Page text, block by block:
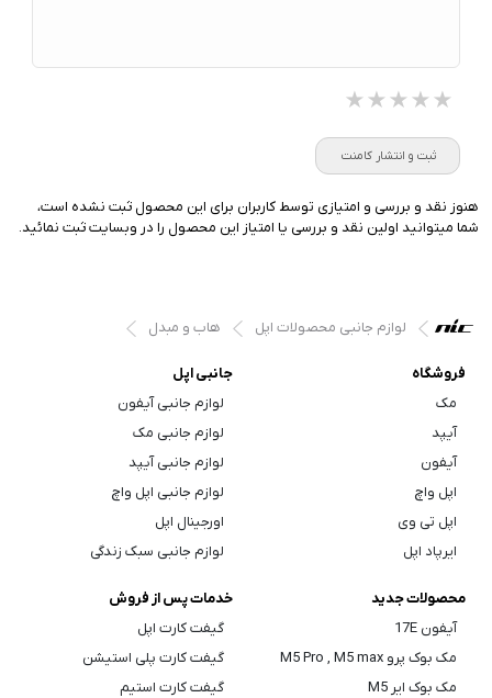
★★★★★
★★★★★
★★★★★
ثبت و انتشار کامنت
هنوز نقد و بررسی و امتیازی توسط کاربران برای این محصول ثبت نشده است،
شما میتوانید اولین نقد و بررسی یا امتیاز این محصول را در وبسایت ثبت نمائید.
لوازم جانبی محصولات اپل هاب و مبدل
فروشگاه
مک
آیپد
آیفون
اپل واچ
اپل تی وی
ایرپاد اپل
جانبی اپل
لوازم جانبی آیفون
لوازم جانبی مک
لوازم جانبی آیپد
لوازم جانبی اپل واچ
اورجینال اپل
لوازم جانبی سبک زندگی
محصولات جدید
آیفون 17E
مک بوک پرو M5 Pro , M5 max
مک بوک ایر M5
خدمات پس از فروش
گیفت کارت اپل
گیفت کارت پلی استیشن
گیفت کارت استیم